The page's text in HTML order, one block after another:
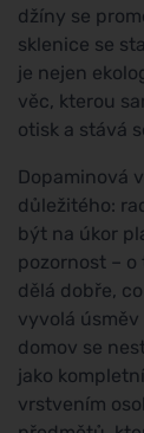
džíny se
sklenice se
je nejen
věc, kterou
otisk a stává
Dopaminová
důležitého:
být na úkor
pozornost –
dělá dobře,
vyvolá
domov se
jako
vrstvením